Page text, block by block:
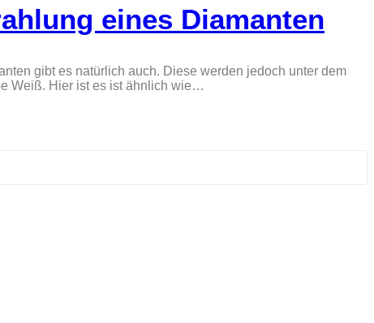
eines Diamanten
gibt es natürlich auch. Diese werden jedoch unter dem
Weiß. Hier ist es ist ähnlich wie…